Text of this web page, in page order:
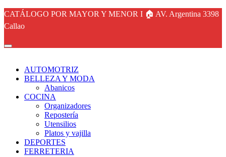
CATÁLOGO POR MAYOR Y MENOR I 🏠 AV. Argentina 3398
Callao
AUTOMOTRIZ
BELLEZA Y MODA
Abanicos
COCINA
Organizadores
Repostería
Utensilios
Platos y vajilla
DEPORTES
FERRETERIA